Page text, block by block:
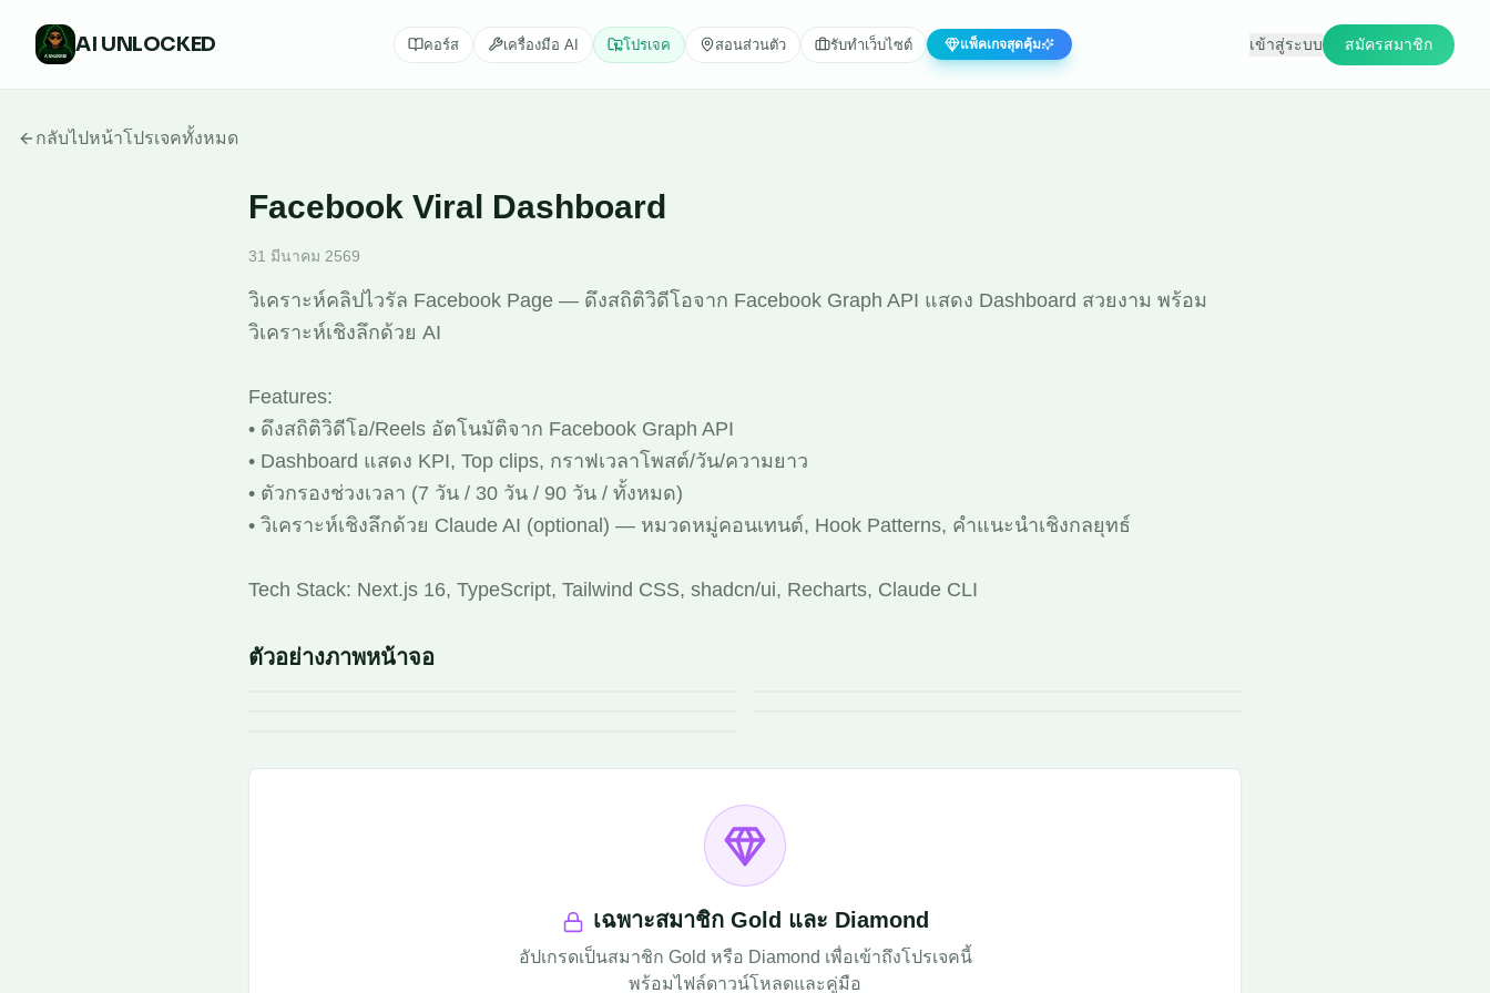
AI UNLOCKED คอร์ส เครื่องมือ AI โปรเจค สอนส่วนตัว รับทำเว็บไซต์ แพ็คเกจสุดคุ้ม เข้าสู่ระบบ สมัครสมาชิก
กลับไปหน้าโปรเจคทั้งหมด
Facebook Viral Dashboard
31 มีนาคม 2569
วิเคราะห์คลิปไวรัล Facebook Page — ดึงสถิติวิดีโอจาก Facebook Graph API แสดง Dashboard สวยงาม พร้อม
วิเคราะห์เชิงลึกด้วย AI
Features:
• ดึงสถิติวิดีโอ/Reels อัตโนมัติจาก Facebook Graph API
• Dashboard แสดง KPI, Top clips, กราฟเวลาโพสต์/วัน/ความยาว
• ตัวกรองช่วงเวลา (7 วัน / 30 วัน / 90 วัน / ทั้งหมด)
• วิเคราะห์เชิงลึกด้วย Claude AI (optional) — หมวดหมู่คอนเทนต์, Hook Patterns, คำแนะนำเชิงกลยุทธ์
Tech Stack: Next.js 16, TypeScript, Tailwind CSS, shadcn/ui, Recharts, Claude CLI
ตัวอย่างภาพหน้าจอ
เฉพาะสมาชิก Gold และ Diamond
อัปเกรดเป็นสมาชิก Gold หรือ Diamond เพื่อเข้าถึงโปรเจคนี้
พร้อมไฟล์ดาวน์โหลดและคู่มือ